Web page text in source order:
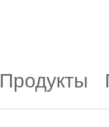
Продукты